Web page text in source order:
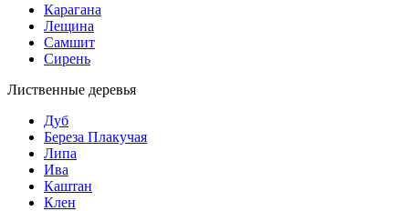
Карагана
Лещина
Самшит
Сирень
Лиственные деревья
Дуб
Береза Плакучая
Липа
Ива
Каштан
Клен